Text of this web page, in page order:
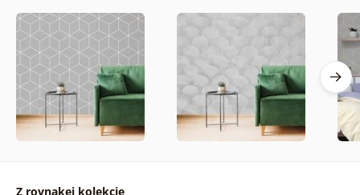
Z rovnakej kolekcie